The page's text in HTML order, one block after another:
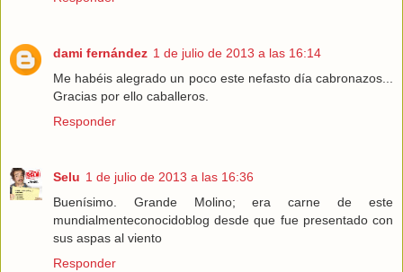
dami fernández 1 de julio de 2013 a las 16:14
Me habéis alegrado un poco este nefasto día cabronazos...
Gracias por ello caballeros.
Responder
Selu 1 de julio de 2013 a las 16:36
Buenísimo. Grande Molino; era carne de este
mundialmenteconocidoblog desde que fue presentado con
sus aspas al viento
Responder